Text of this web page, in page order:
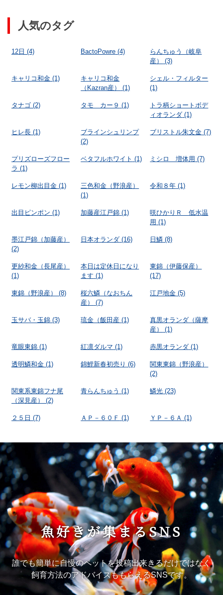
人気のタグ
12日 (4) BactoPowre (4)
らんちゅう（岐阜
産）
(3)
キャリコ和金 (1)
キャリコ和金
（Kazran産）
(1)
シェル・フィルター
(1)
タナゴ (2) タモ カー９ (1)
トラ柄ショートボデ
ィオランダ (1)
ヒレ長 (1)
ブラインシュリンプ
(2)
ブリストル朱文金 (7)
プリズローズフロー
ラ (1)
ベタフルホワイト (1) ミシロ 増体用 (7)
レモン柳出目金 (1)
三色和金（野浪産）
(1)
令和８年 (1)
出目ピンポン (1) 加藤産江戸錦 (1)
咲ひかりＲ 低水温
用 (1)
墨江戸錦（加藤産）
(2)
日本オランダ (16) 日鱗 (8)
更紗和金（長尾産）
(1)
本日は定休日になり
ます (1)
東錦（伊藤保産）
(17)
東錦（野浪産） (8)
桜六鱗（なおちん
産）
(7)
江戸地金 (5)
玉サバ・玉錦 (3) 琉金（飯田産 (1)
真黒オランダ（薩摩
産）
(1)
竜眼東錦 (1) 紅凛ダルマ (1) 赤黒オランダ (1)
透明鱗和金 (1) 錦鯉新春初売り (6)
関東東錦（野浪産）
(2)
関東系東錦フナ尾
（深見産）
(2)
青らんちゅう (1) 鱗光 (23)
２５日 (7) ＡＰ－６０Ｆ (1) ＹＰ－６Ａ (1)
魚好きが集まるSNS
誰でも簡単に自慢のペットを投稿出来きるだけではなく
飼育方法のアドバイスももらえるSNSです。